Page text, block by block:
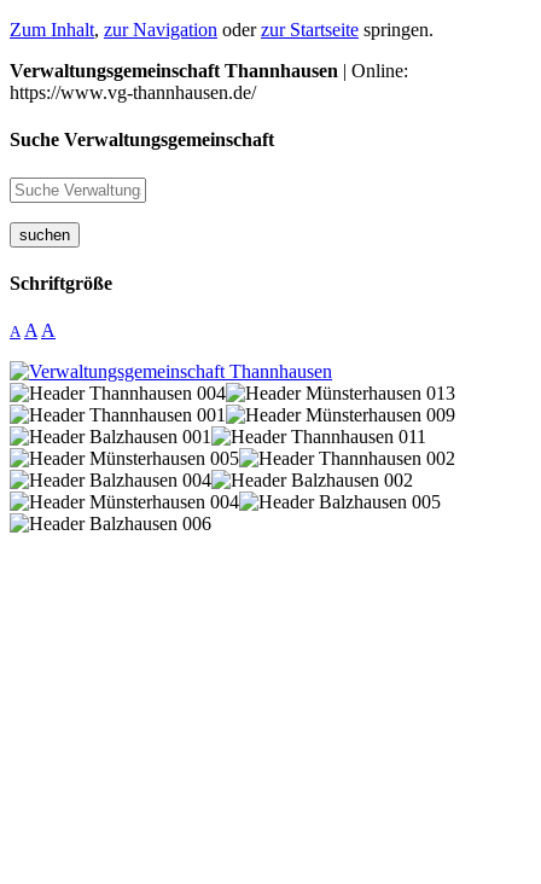
Zum Inhalt, zur Navigation oderzur Startseite springen.
Verwaltungsgemeinschaft Thannhausen | Online:
https://www.vg-thannhausen.de/
Suche Verwaltungsgemeinschaft
suchen
Schriftgröße
A A A